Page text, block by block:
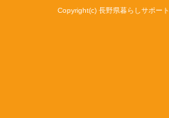
Copyright(c) 長野県暮らしサポー